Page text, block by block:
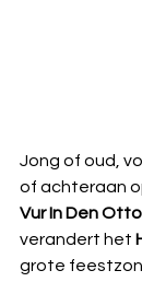
Jong of oud,
of achteraan
Vur In Den Otto
verandert het
grote